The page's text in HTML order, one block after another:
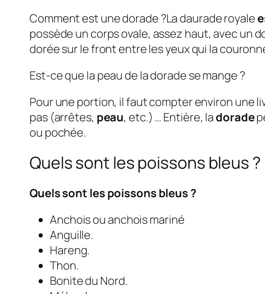
Comment est une dorade ?La daurade royale
possède un corps ovale, assez haut, avec un
dorée sur le front entre les yeux qui la
Est-ce que la peau de la dorade se mange ?
Pour une portion, il faut compter environ une
pas (arrêtes, peau, etc.) … Entière, la dorade
ou pochée.
Quels sont les poissons bleus ?
Quels sont les poissons bleus ?
Anchois ou anchois mariné
Anguille.
Hareng.
Thon.
Bonite du Nord.